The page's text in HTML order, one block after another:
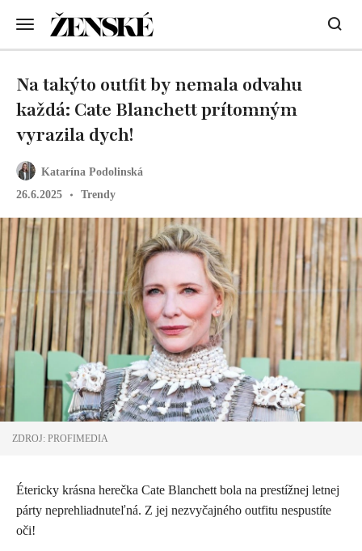
Katarína Podolinská
26.6.2025
Trendy
Na takýto outfit by nemala odvahu
každá: Cate Blanchett prítomným
vyrazila dych!
ZDROJ: PROFIMEDIA
Étericky krásna herečka Cate Blanchett bola na prestížnej letnej
párty neprehliadnuteľná. Z jej nezvyčajného outfitu nespustíte
oči!